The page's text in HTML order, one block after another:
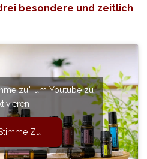
besondere und zeitlich
zu", um Youtube zu
Zu